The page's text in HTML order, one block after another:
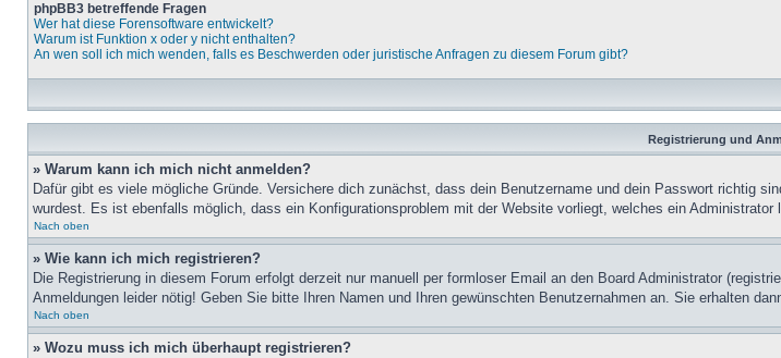
phpBB3 betreffende Fragen
Wer hat diese Forensoftware entwickelt?
Warum ist Funktion x oder y nicht enthalten?
An wen soll ich mich wenden, falls es Beschwerden oder juristische Anfragen zu diesem Forum gibt?
Registrierung und
» Warum kann ich mich nicht anmelden?
Dafür gibt es viele mögliche Gründe. Versichere dich zunächst, dass dein Benutzername und dein Passwort richtig
wurdest. Es ist ebenfalls möglich, dass ein Konfigurationsproblem mit der Website vorliegt, welches ein Administrator
Nach oben
» Wie kann ich mich registrieren?
Die Registrierung in diesem Forum erfolgt derzeit nur manuell per formloser Email an den Board Administrator
Anmeldungen leider nötig! Geben Sie bitte Ihren Namen und Ihren gewünschten Benutzernahmen an. Sie erhalten
Nach oben
» Wozu muss ich mich überhaupt registrieren?